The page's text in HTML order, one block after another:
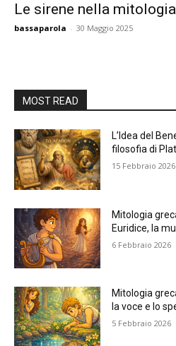
Le sirene nella
bassaparola - 30 Maggio 2025
MOST READ
L’Idea del
filosofia di
15 Febbraio 2026
Mitologia
Euridice, la
6 Febbraio 2026
Mitologia
la voce e lo
5 Febbraio 2026